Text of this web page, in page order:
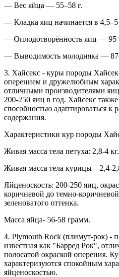
— Вес яйца — 55–58 г.
— Кладка яиц начинается в 4,5–5
— Оплодотворённость яиц — 95
— Выводимость молодняка —
3. Хайсекс - куры породы
оперением и дружелюбным
отличными производителями
200-250 яиц в год. Хайсекс
способностью адаптироваться к
содержания.
Характеристики кур породы
Живая масса тела петуха: 2,8-4 кг.
Живая масса тела курицы – 2,4-
Яйценоскость: 200-250 яиц,
коричневой до темно-
зеленоватого оттенка.
Масса яйца- 56-58 грамм.
4. Plymouth Rock (плимут-рок) -
известная как "Барред Рок",
полосатой окраской оперения.
характеризуются спокойным
яйценоскостью.